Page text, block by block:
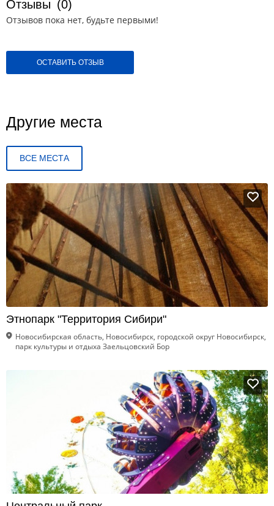
Отзывы (0)
Отзывов пока нет, будьте первыми!
ОСТАВИТЬ ОТЗЫВ
Другие места
ВСЕ МЕСТА
Этнопарк "Территория Сибири"
Новосибирская область, Новосибирск, городской округ Новосибирск,
парк культуры и отдыха Заельцовский Бор